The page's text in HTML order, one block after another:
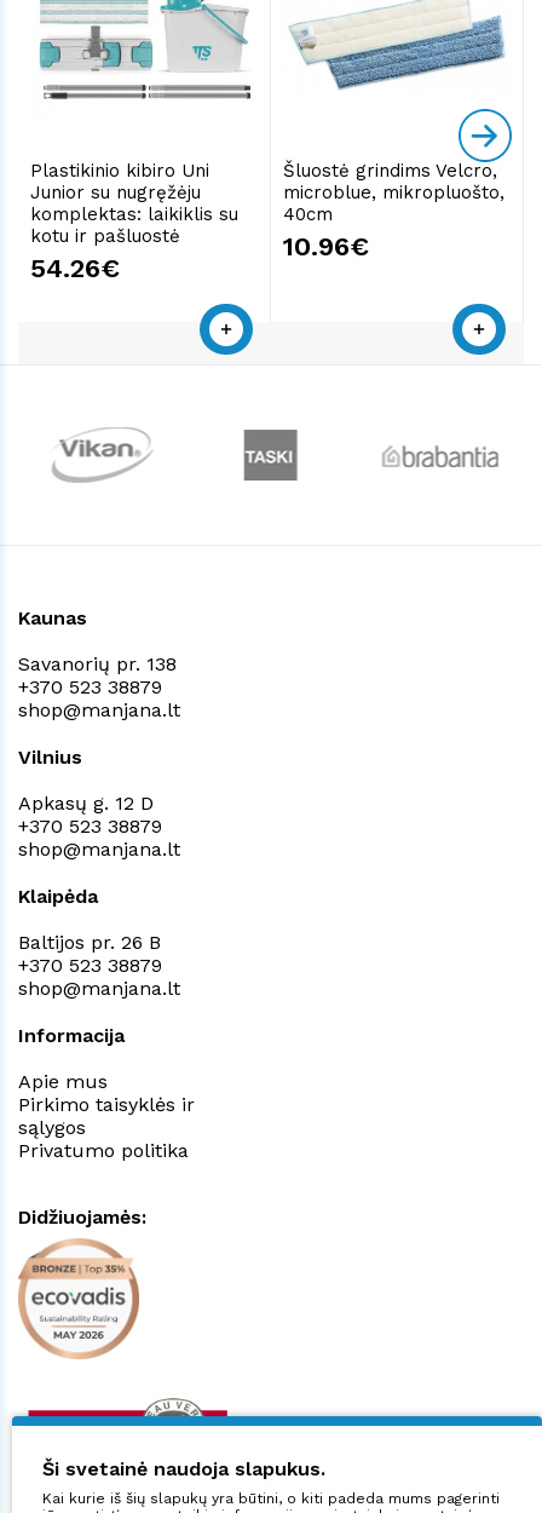
Plastikinio kibiro Uni
Junior su nugręžėju
komplektas: laikiklis su
kotu ir pašluostė
54.26€
Šluostė grindims Velcro,
microblue, mikropluošto,
40cm
10.96€
Kaunas
Savanorių pr. 138
+370 523 38879
shop@manjana.lt
Vilnius
Apkasų g. 12 D
+370 523 38879
shop@manjana.lt
Klaipėda
Baltijos pr. 26 B
+370 523 38879
shop@manjana.lt
Informacija
Apie mus
Pirkimo taisyklės ir
sąlygos
Privatumo politika
Didžiuojamės:
Ši svetainė naudoja slapukus.
Kai kurie iš šių slapukų yra būtini, o kiti padeda mums pagerinti